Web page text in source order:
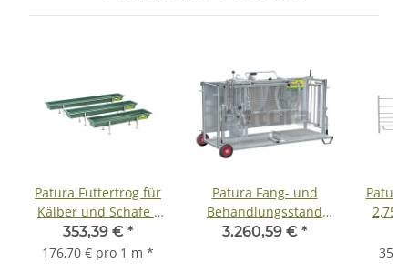
Patura Futtertrog für
Kälber und Schafe -
zzgl. Fracht
353,39 € *
176,70 € pro 1 m *
Patura Fang- und
Behandlungsstand
"Typ XL" - zzgl. Fracht
3.260,59 € *